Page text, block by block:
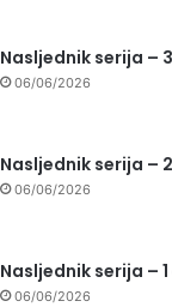
Nasljednik serija –
06/06/2026
Nasljednik serija –
06/06/2026
Nasljednik serija –
06/06/2026